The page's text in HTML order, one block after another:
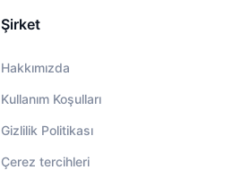
Şirket
Hakkımızda
Kullanım Koşulları
Gizlilik Politikası
Çerez tercihleri